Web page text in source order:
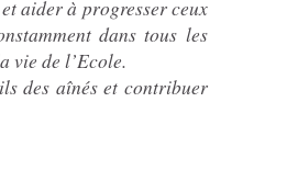
aider à progresser ceux
dans tous les
vie de l’Ecole.
des aînés et contribuer